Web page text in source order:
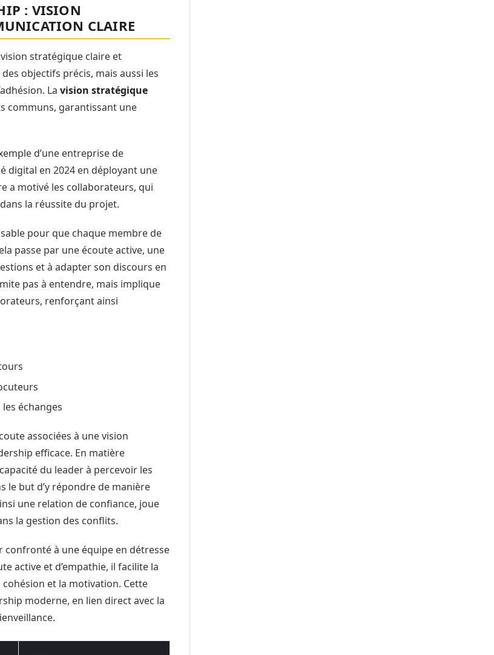
: VISION
CLAIRE
stratégique claire et
objectifs précis, mais aussi les
La vision stratégique
communs, garantissant une
d’une entreprise de
digital en 2024 en déployant une
a motivé les collaborateurs, qui
la réussite du projet.
pour que chaque membre de
passe par une écoute active, une
et à adapter son discours en
pas à entendre, mais implique
renforçant ainsi
échanges
associées à une vision
efficace. En matière
du leader à percevoir les
le but d’y répondre de manière
une relation de confiance, joue
la gestion des conflits.
à une équipe en détresse
active et d’empathie, il facilite la
et la motivation. Cette
moderne, en lien direct avec la